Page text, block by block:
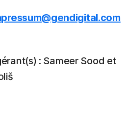
: Sameer Sood et